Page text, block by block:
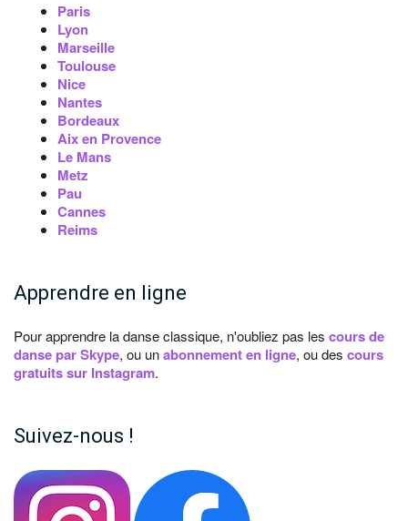
Paris
Lyon
Marseille
Toulouse
Nice
Nantes
Bordeaux
Aix en Provence
Le Mans
Metz
Pau
Cannes
Reims
Apprendre en ligne
Pour apprendre la danse classique, n'oubliez pas les cours de
danse par Skype, ou unabonnement en ligne, ou des cours
gratuits sur Instagram.
Suivez-nous !